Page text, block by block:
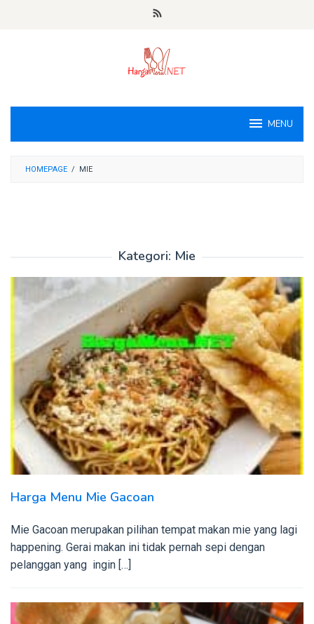
MENU
HOMEPAGE / MIE
Kategori: Mie
Harga Menu Mie Gacoan
Mie Gacoan merupakan pilihan tempat makan mie yang lagi
happening. Gerai makan ini tidak pernah sepi dengan
pelanggan yang ingin […]